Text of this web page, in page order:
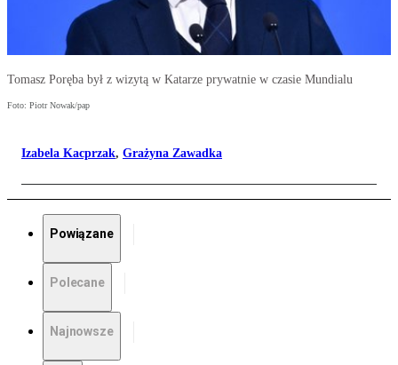
Tomasz Poręba był z wizytą w Katarze prywatnie w czasie Mundialu
Foto: Piotr Nowak/pap
Izabela Kacprzak, Grażyna Zawadka
Powiązane
Polecane
Najnowsze